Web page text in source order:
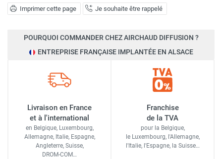
Imprimer cette page Je souhaite être rappelé
POURQUOI COMMANDER CHEZ AIRCHAUD DIFFUSION ?
ENTREPRISE FRANÇAISE IMPLANTÉE EN ALSACE
Livraison en France
et à l'international
en Belgique, Luxembourg,
Allemagne, Italie, Espagne,
Angleterre, Suisse,
DROM-COM…
Franchise
de la TVA
pour la Belgique,
le Luxembourg, l'Allemagne,
l'Italie, l'Espagne, la Suisse…